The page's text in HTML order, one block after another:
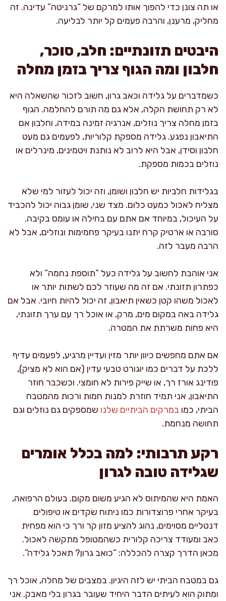
או תה צונן כדי להפוך אותו למרקם של “גרניטה” עדינה. זה
מחליק, מרענן, והרבה פעמים קל יותר לבליעה.
היבטים תזונתיים: חלב, סוכר,
חלבון ומה הגוף צריך בזמן מחלה
כשמדברים על גלידה וכאב גרון, חשוב לזכור שהשאלה היא
לא רק תחושת הקלה, אלא גם מה תורם להחלמה. הגוף
בזמן מחלה צריך נוזלים, אנרגיה זמינה במידה, וחלבון אם
התיאבון נפגע. גלידה מספקת קלוריות, לפעמים גם מעט
חלבון וסידן, אבל היא לרוב לא נותנת ויטמינים, מינרלים או
נוזלים בכמות מספקת.
בגלידות חלביות יש חלבון ושומן, וזה יכול לעזור למי שלא
מצליח לאכול כמעט כלום. מצד שני, שומן גבוה יכול להכביד
על העיכול, במיוחד אם אתם עם בחילה או עומס בקיבה.
סורבה או ארטיק קרח יתנו בעיקר פחמימות ונוזלים, אבל לא
הרבה מעבר לזה.
אני אוהבת לחשוב על גלידה כעל “תוספת נחמה” ולא
כפתרון תזונתי. אם זה מה שעוזר לכם לשתות יותר או
לאכול משהו קטן כשאין תיאבון, זה יכול להיות חיובי. אבל אם
גלידה באה במקום מים, מרק, או אוכל רך עם ערך תזונתי,
היא פחות משרתת את המטרה.
אם אתם מחפשים כיוון יותר מזין ועדיין מרגיע, לפעמים עדיף
ללכת על דברים כמו יוגורט טבעי עדין (אם הוא לא מציק),
פודינג אורז רך, או שייק פירות לא חומצי. וכשכבר חוזר
התיאבון, אני תמיד חוזרת למנות חמות ורכות מהמטבח
הביתי, כמו במרקים הביתיים שלנו שמספקים גם נוזלים וגם
תחושה מנחמת.
רקע תרבותי: למה בכלל אומרים
שגלידה טובה לגרון
האמת היא שהמיתוס לא הגיע משום מקום. בעולם הרפואה,
בעיקר אחרי פרוצדורות כמו ניתוח שקדים או טיפולים
דנטליים מסוימים, נהוג להציע מזון קר ורך כי הוא מפחית
כאב ומעודד צריכה קלורית כשהמטופל מתקשה לאכול.
מכאן הדרך קצרה להכללה: “כואב גרון? תאכל גלידה”.
גם במטבח הביתי יש לזה היגיון. במצבים של מחלה, אוכל רך
ומתוק הוא לעיתים הדבר היחיד שעובר בגרון בלי מאבק. אני